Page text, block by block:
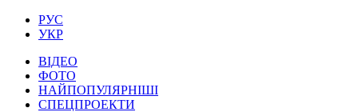
РУС
УКР
ВІДЕО
ФОТО
НАЙПОПУЛЯРНІШІ
СПЕЦПРОЕКТИ